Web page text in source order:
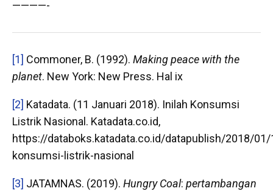
————-
[1] Commoner, B. (1992). Making peace with the
planet. New York: New Press. Hal ix
[2] Katadata. (11 Januari 2018). Inilah Konsumsi
Listrik Nasional. Katadata.co.id,
https://databoks.katadata.co.id/datapublish/2018/
konsumsi-listrik-nasional
[3] JATAMNAS. (2019). Hungry Coal: pertambangan